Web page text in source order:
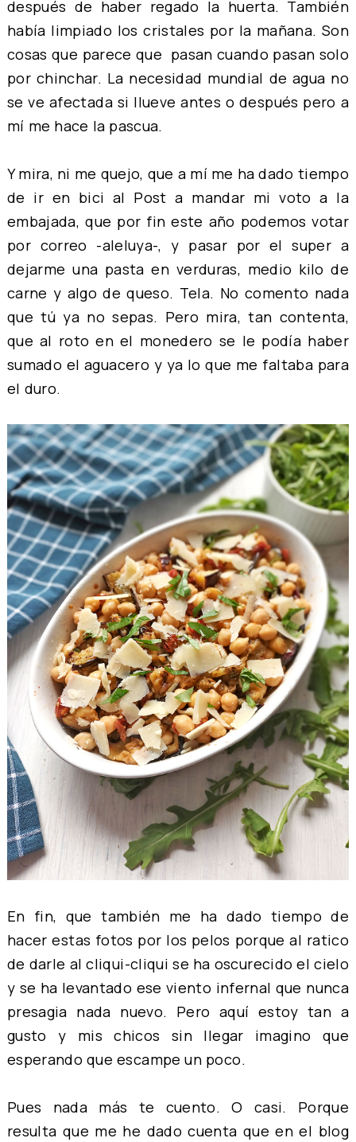
después de haber regado la huerta. También
había limpiado los cristales por la mañana. Son
cosas que parece que pasan cuando pasan solo
por chinchar. La necesidad mundial de agua no
se ve afectada si llueve antes o después pero a
mí me hace la pascua.
Y mira, ni me quejo, que a mí me ha dado tiempo
de ir en bici al Post a mandar mi voto a la
embajada, que por fin este año podemos votar
por correo -aleluya-, y pasar por el super a
dejarme una pasta en verduras, medio kilo de
carne y algo de queso. Tela. No comento nada
que tú ya no sepas. Pero mira, tan contenta,
que al roto en el monedero se le podía haber
sumado el aguacero y ya lo que me faltaba para
el duro.
En fin, que también me ha dado tiempo de
hacer estas fotos por los pelos porque al ratico
de darle al cliqui-cliqui se ha oscurecido el cielo
y se ha levantado ese viento infernal que nunca
presagia nada nuevo. Pero aquí estoy tan a
gusto y mis chicos sin llegar imagino que
esperando que escampe un poco.
Pues nada más te cuento. O casi. Porque
resulta que me he dado cuenta que en el blog